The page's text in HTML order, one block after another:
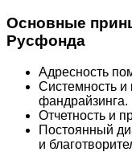
Основные
Русфонда
Адресность
Системность и
фандрайзинга.
Отчетность и
Постоянный
и